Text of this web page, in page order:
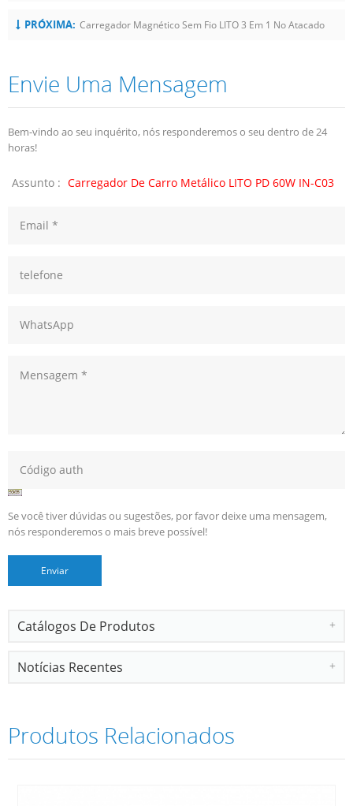
PRÓXIMA: Carregador Magnético Sem Fio LITO 3 Em 1 No Atacado
Envie Uma Mensagem
Bem-vindo ao seu inquérito, nós responderemos o seu dentro de 24
horas!
Assunto : Carregador De Carro Metálico LITO PD 60W IN-C03
Se você tiver dúvidas ou sugestões, por favor deixe uma mensagem,
nós responderemos o mais breve possível!
Catálogos De Produtos
Notícias Recentes
Produtos Relacionados